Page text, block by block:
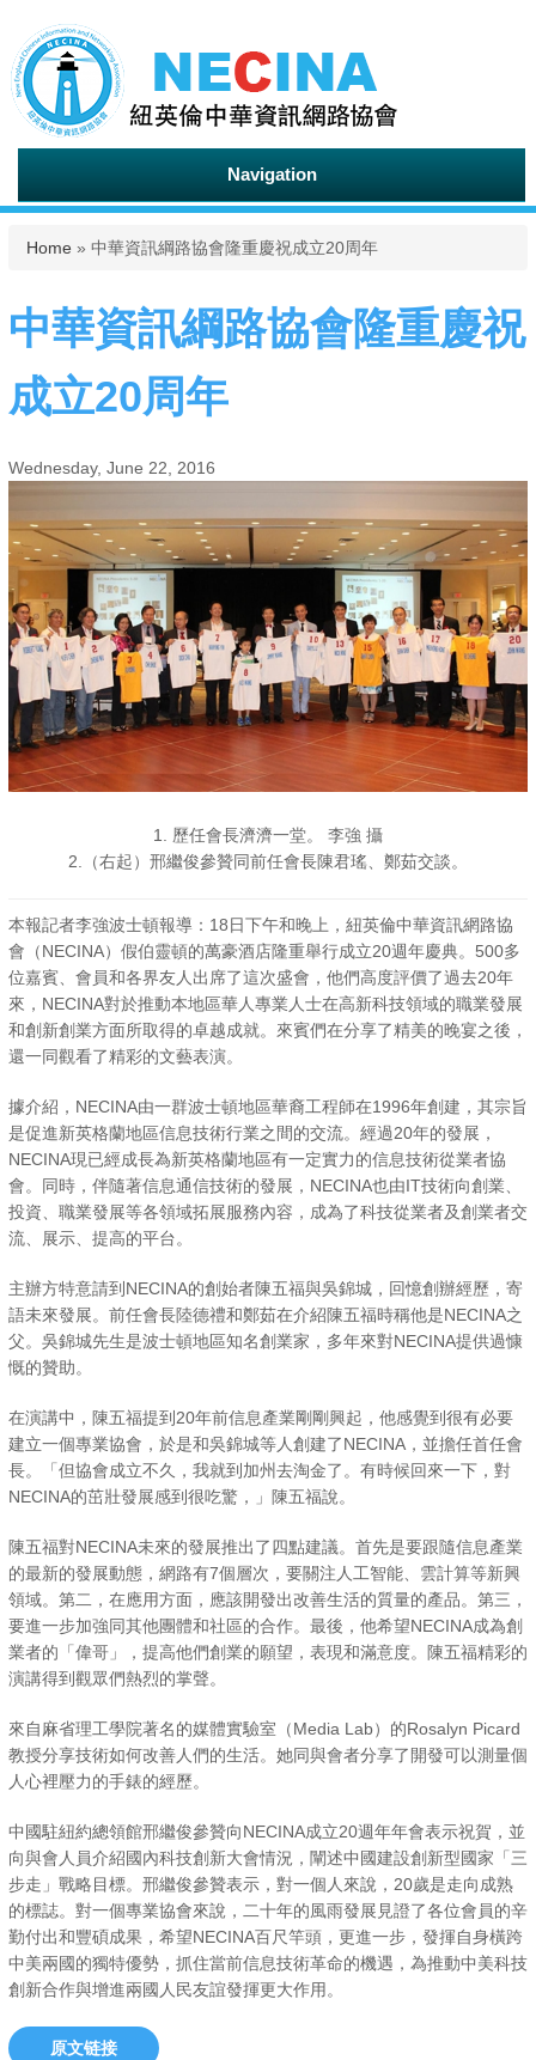
Navigation
You are here
Home » 中華資訊綱路協會隆重慶祝成立20周年
中華資訊綱路協會隆重慶祝
成立20周年
Wednesday, June 22, 2016
1. 歷任會長濟濟一堂。 李強 攝
2.（右起）邢繼俊參贊同前任會長陳君瑤、鄭茹交談。
本報記者李強波士頓報導：18日下午和晚上，紐英倫中華資訊網路協
會（NECINA）假伯靈頓的萬豪酒店隆重舉行成立20週年慶典。500多
位嘉賓、會員和各界友人出席了這次盛會，他們高度評價了過去20年
來，NECINA對於推動本地區華人專業人士在高新科技領域的職業發展
和創新創業方面所取得的卓越成就。來賓們在分享了精美的晚宴之後，
還一同觀看了精彩的文藝表演。
據介紹，NECINA由一群波士頓地區華裔工程師在1996年創建，其宗旨
是促進新英格蘭地區信息技術行業之間的交流。經過20年的發展，
NECINA現已經成長為新英格蘭地區有一定實力的信息技術從業者協
會。同時，伴隨著信息通信技術的發展，NECINA也由IT技術向創業、
投資、職業發展等各領域拓展服務內容，成為了科技從業者及創業者交
流、展示、提高的平台。
主辦方特意請到NECINA的創始者陳五福與吳錦城，回憶創辦經歷，寄
語未來發展。前任會長陸德禮和鄭茹在介紹陳五福時稱他是NECINA之
父。吳錦城先生是波士頓地區知名創業家，多年來對NECINA提供過慷
慨的贊助。
在演講中，陳五福提到20年前信息產業剛剛興起，他感覺到很有必要
建立一個專業協會，於是和吳錦城等人創建了NECINA，並擔任首任會
長。「但協會成立不久，我就到加州去淘金了。有時候回來一下，對
NECINA的茁壯發展感到很吃驚，」陳五福說。
陳五福對NECINA未來的發展推出了四點建議。首先是要跟隨信息產業
的最新的發展動態，網路有7個層次，要關注人工智能、雲計算等新興
領域。第二，在應用方面，應該開發出改善生活的質量的產品。第三，
要進一步加強同其他團體和社區的合作。最後，他希望NECINA成為創
業者的「偉哥」，提高他們創業的願望，表現和滿意度。陳五福精彩的
演講得到觀眾們熱烈的掌聲。
來自麻省理工學院著名的媒體實驗室（Media Lab）的Rosalyn Picard
教授分享技術如何改善人們的生活。她同與會者分享了開發可以測量個
人心裡壓力的手錶的經歷。
中國駐紐約總領館邢繼俊參贊向NECINA成立20週年年會表示祝賀，並
向與會人員介紹國內科技創新大會情況，闡述中國建設創新型國家「三
步走」戰略目標。邢繼俊參贊表示，對一個人來說，20歲是走向成熟
的標誌。對一個專業協會來說，二十年的風雨發展見證了各位會員的辛
勤付出和豐碩成果，希望NECINA百尺竿頭，更進一步，發揮自身橫跨
中美兩國的獨特優勢，抓住當前信息技術革命的機遇，為推動中美科技
創新合作與增進兩國人民友誼發揮更大作用。
原文链接